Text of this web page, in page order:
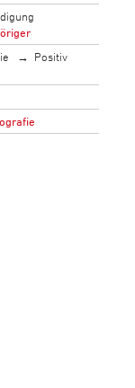
Positiv